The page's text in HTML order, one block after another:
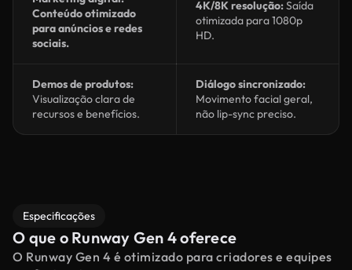
Conteúdo otimizado
para anúncios e redes
sociais.
4K/8K resolução:Saída
otimizada para 1080p
HD.
Demos de produtos:
Visualização clara de
recursos e benefícios.
Diálogo sincronizado:
Movimento facial geral,
não lip-sync preciso.
Especificações
O que o Runway Gen 4 oferece
O Runway Gen 4 é otimizado para criadores e equipes